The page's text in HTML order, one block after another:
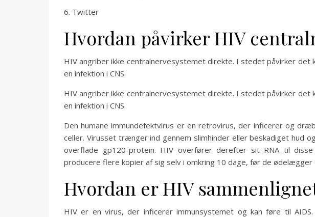
6. Twitter
Hvordan påvirker HIV
HIV angriber ikke centralnervesystemet direkte. I stedet påvirker det
en infektion i CNS.
HIV angriber ikke centralnervesystemet direkte. I stedet påvirker det
en infektion i CNS.
Den humane immundefektvirus er en retrovirus, der inficerer og
celler. Virusset trænger ind gennem slimhinder eller beskadiget hud
overflade gp120-protein. HIV overfører derefter sit RNA til
producere flere kopier af sig selv i omkring 10 dage, før de ødelægger
Hvordan er HIV
HIV er en virus, der inficerer immunsystemet og kan føre til